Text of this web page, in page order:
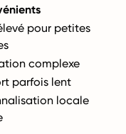
pour petites
complexe
parfois lent
locale